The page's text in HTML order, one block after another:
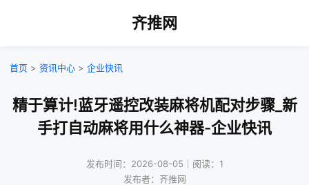
齐推网
首页 > 资讯中心 > 企业快讯
精于算计!蓝牙遥控改装麻将机配对步骤_新
手打自动麻将用什么神器-企业快讯
发布时间：2026-08-05｜阅读：1
发布者：齐推网